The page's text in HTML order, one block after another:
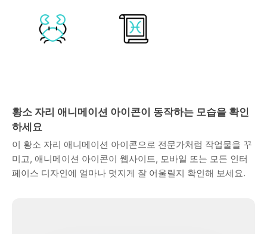
황소 자리 애니메이션 아이콘이 동작하는 모습을 확인
하세요
이 황소 자리 애니메이션 아이콘으로 전문가처럼 작업물을 꾸
미고, 애니메이션 아이콘이 웹사이트, 모바일 또는 모든 인터
페이스 디자인에 얼마나 멋지게 잘 어울릴지 확인해 보세요.